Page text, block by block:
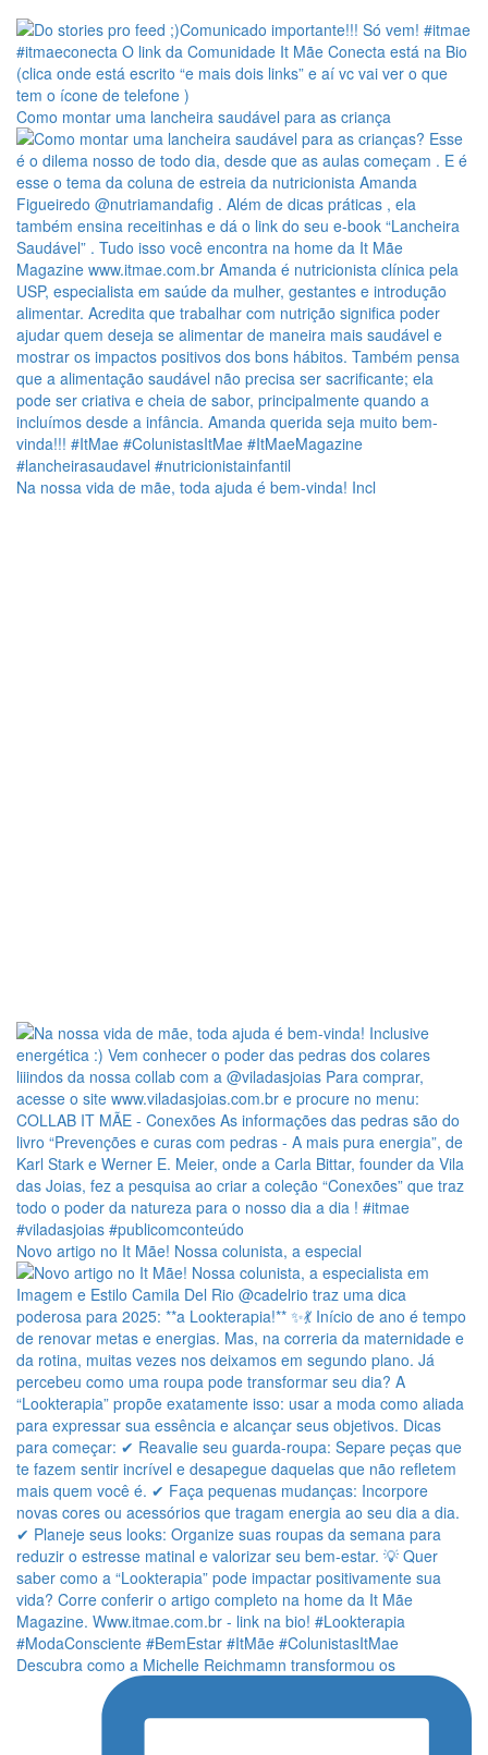
Como montar uma lancheira saudável para as criança
Na nossa vida de mãe, toda ajuda é bem-vinda! Incl
Novo artigo no It Mãe! Nossa colunista, a especial
Descubra como a Michelle Reichmamn transformou os